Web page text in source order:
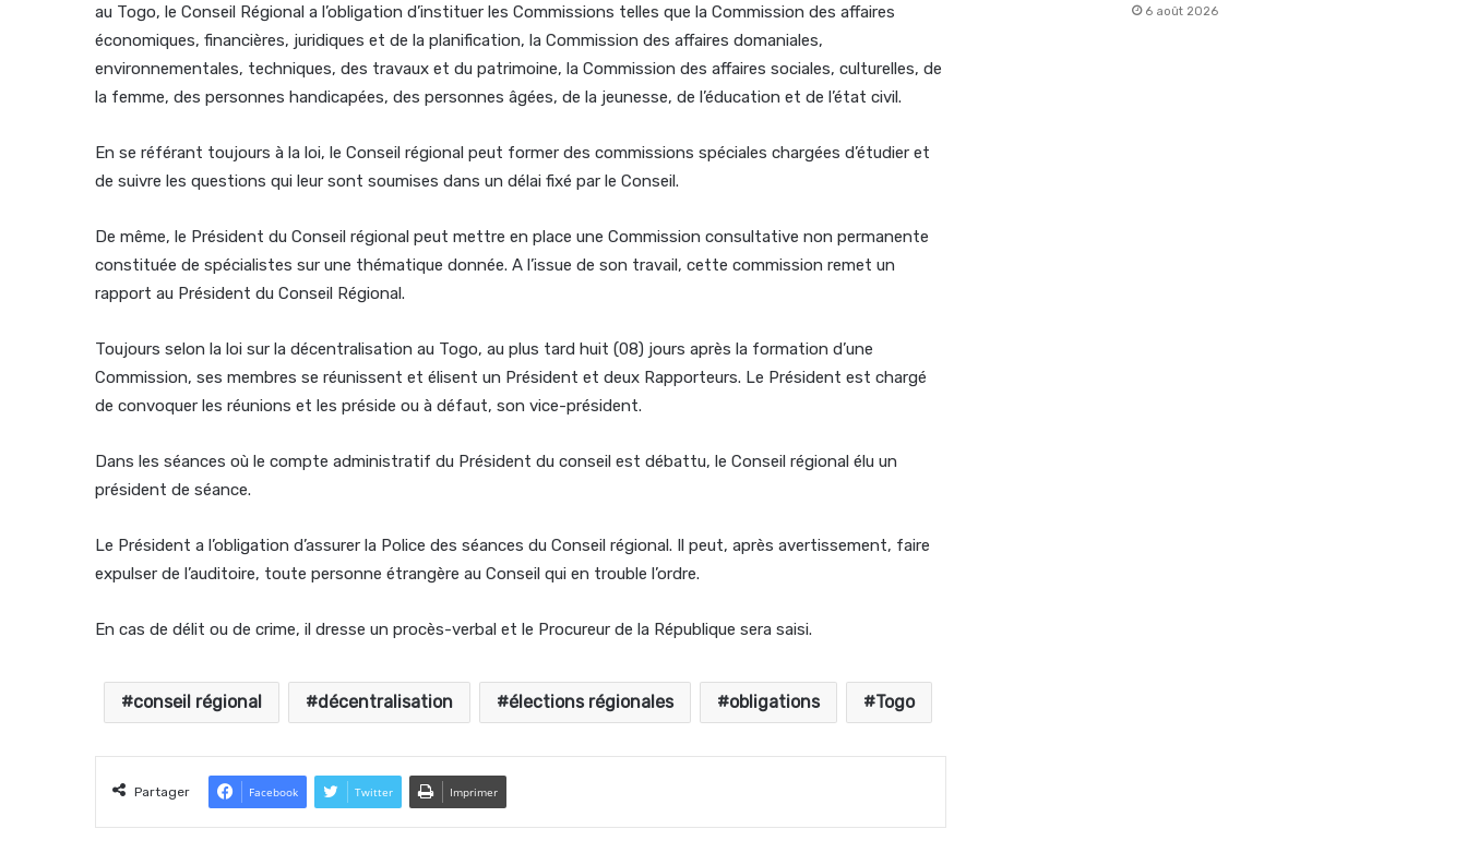
au Togo, le Conseil Régional a l’obligation d’instituer les Commissions telles que la Commission des affaires
économiques, financières, juridiques et de la planification, la Commission des affaires domaniales,
environnementales, techniques, des travaux et du patrimoine, la Commission des affaires sociales, culturelles, de
la femme, des personnes handicapées, des personnes âgées, de la jeunesse, de l’éducation et de l’état civil.
En se référant toujours à la loi, le Conseil régional peut former des commissions spéciales chargées d’étudier et
de suivre les questions qui leur sont soumises dans un délai fixé par le Conseil.
De même, le Président du Conseil régional peut mettre en place une Commission consultative non permanente
constituée de spécialistes sur une thématique donnée. A l’issue de son travail, cette commission remet un
rapport au Président du Conseil Régional.
Toujours selon la loi sur la décentralisation au Togo, au plus tard huit (08) jours après la formation d’une
Commission, ses membres se réunissent et élisent un Président et deux Rapporteurs. Le Président est chargé
de convoquer les réunions et les préside ou à défaut, son vice-président.
Dans les séances où le compte administratif du Président du conseil est débattu, le Conseil régional élu un
président de séance.
Le Président a l’obligation d’assurer la Police des séances du Conseil régional. Il peut, après avertissement, faire
expulser de l’auditoire, toute personne étrangère au Conseil qui en trouble l’ordre.
En cas de délit ou de crime, il dresse un procès-verbal et le Procureur de la République sera saisi.
conseil régional décentralisation élections régionales obligations Togo
Partager Facebook Twitter Imprimer
6 août 2026